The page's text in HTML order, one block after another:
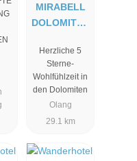
MIRABELL
DOLOMITES
LUXURY .
AYURVEDA
& SPA
Herzliche 5
Sterne-
Wohlfühlzeit in
den Dolomiten
Olang
29.1 km